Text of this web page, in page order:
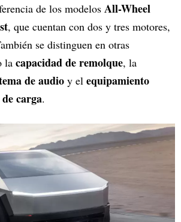
de los modelos All-Wheel
, que cuentan con dos y tres motores,
se distinguen en otras
la capacidad de remolque, la
de audio y el equipamiento
carga.